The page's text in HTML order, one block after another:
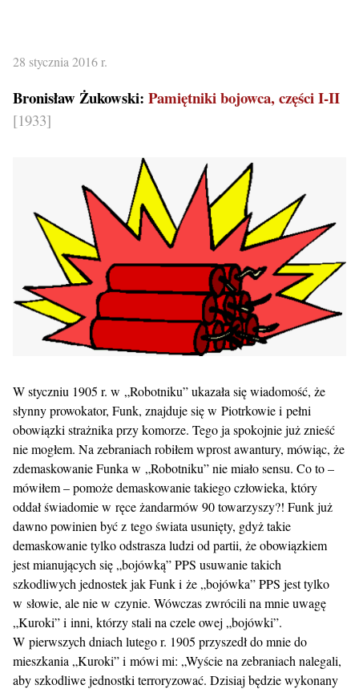
28 stycznia 2016 r.
Bronisław Żukowski: Pamiętniki bojowca, części I-II
[1933]
W styczniu 1905 r. w „Robotniku” ukazała się wiadomość, że
słynny prowokator, Funk, znajduje się w Piotrkowie i pełni
obowiązki strażnika przy komorze. Tego ja spokojnie już znieść
nie mogłem. Na zebraniach robiłem wprost awantury, mówiąc, że
zdemaskowanie Funka w „Robotniku” nie miało sensu. Co to –
mówiłem – pomoże demaskowanie takiego człowieka, który
oddał świadomie w ręce żandarmów 90 towarzyszy?! Funk już
dawno powinien być z tego świata usunięty, gdyż takie
demaskowanie tylko odstrasza ludzi od partii, że obowiązkiem
jest mianujących się „bojówką” PPS usuwanie takich
szkodliwych jednostek jak Funk i że „bojówka” PPS jest tylko
w słowie, ale nie w czynie. Wówczas zwrócili na mnie uwagę
„Kuroki” i inni, którzy stali na czele owej „bojówki”.
W pierwszych dniach lutego r. 1905 przyszedł do mnie do
mieszkania „Kuroki” i mówi mi: „Wyście na zebraniach nalegali,
aby szkodliwe jednostki terroryzować. Dzisiaj będzie wykonany